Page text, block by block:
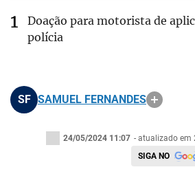
Doação para motorista de
polícia
SF SAMUEL FERNANDES
24/05/2024 11:07 - atualizado
SIGA NO